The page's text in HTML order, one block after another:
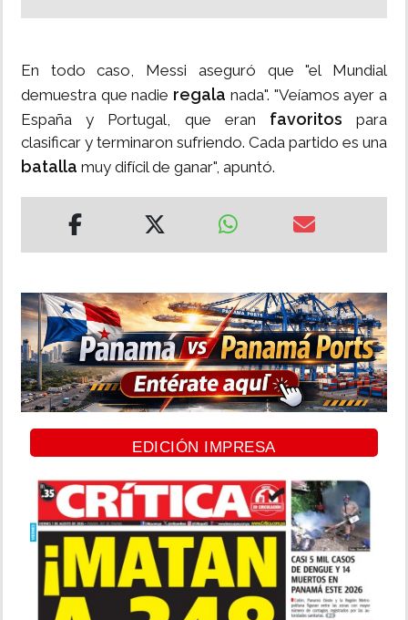
En todo caso, Messi aseguró que "el Mundial
demuestra que nadie regala nada". "Veíamos ayer a
España y Portugal, que eran favoritos para
clasificar y terminaron sufriendo. Cada partido es una
batalla muy difícil de ganar", apuntó.
EDICIÓN IMPRESA